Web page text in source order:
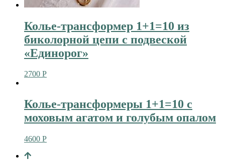
Колье-трансформер 1+1=10 из
биколорной цепи с подвеской
«Единорог»
2700 Р
Колье-трансформеры 1+1=10 с
моховым агатом и голубым опалом
4600 Р